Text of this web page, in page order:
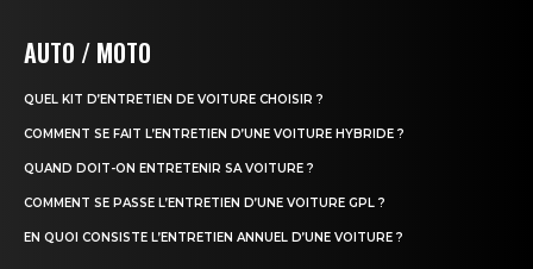
AUTO / MOTO
QUEL KIT D’ENTRETIEN DE VOITURE CHOISIR ?
COMMENT SE FAIT L’ENTRETIEN D’UNE VOITURE HYBRIDE ?
QUAND DOIT-ON ENTRETENIR SA VOITURE ?
COMMENT SE PASSE L’ENTRETIEN D’UNE VOITURE GPL ?
EN QUOI CONSISTE L’ENTRETIEN ANNUEL D’UNE VOITURE ?